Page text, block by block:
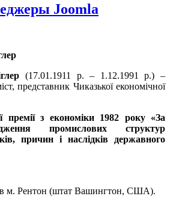
Joomla
(17.01.1911 р. – 1.12.1991 р.) –
представник Чиказької економічної
премії з економіки 1982 року «За
промислових структур
причин і наслідків державного
в м. Рентон (штат Вашингтон, США).